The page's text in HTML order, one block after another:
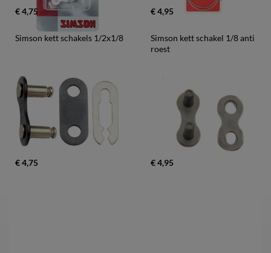
€ 4,75 € 4,95
Simson kett schakels 1/2x1/8
€ 4,75
Simson kett schakel 1/8 anti
roest
€ 4,95